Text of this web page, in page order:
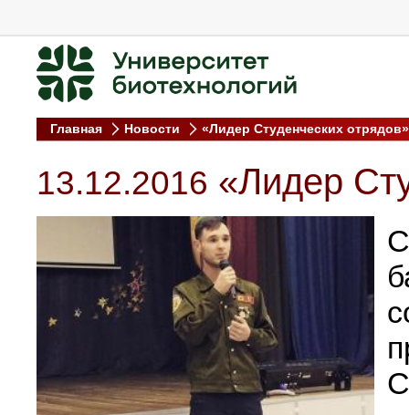
Главная Новости «Лидер Студенческих отрядов»
13.12.2016 «Лидер